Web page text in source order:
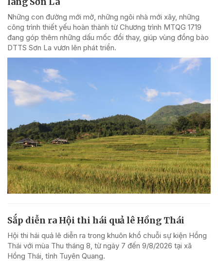
Những con đường mới mở, những ngôi nhà mới xây, những
công trình thiết yếu hoàn thành từ Chương trình MTQG 1719
đang góp thêm những dấu mốc đổi thay, giúp vùng đồng bào
DTTS Sơn La vươn lên phát triển.
Sắp diễn ra Hội thi hái quả lê Hồng Thái
Hội thi hái quả lê diễn ra trong khuôn khổ chuỗi sự kiện Hồng
Thái với mùa Thu tháng 8, từ ngày 7 đến 9/8/2026 tại xã
Hồng Thái, tỉnh Tuyên Quang.